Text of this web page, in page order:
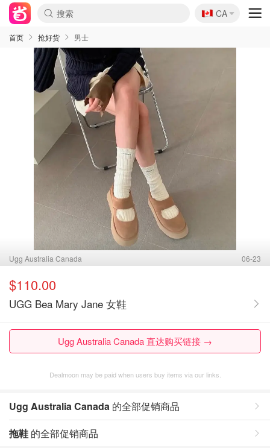
🇨🇦
CA
首页 抢好货 男士
Ugg Australia Canada 06-23
$110.00
UGG Bea Mary Jane 女鞋
Ugg Australia Canada 直达购买链接 →
Dealmoon may be paid when users buy items via our links.
Ugg Australia Canada 的全部促销商品
拖鞋 的全部促销商品